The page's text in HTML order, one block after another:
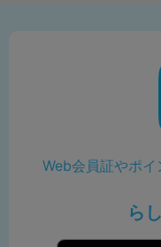
Web会員証やポ
ら